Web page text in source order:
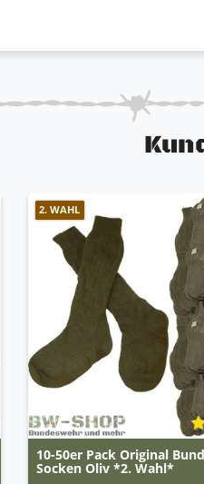
2. WAHL
10-50er Pack Original
Socken Oliv *2. Wahl*